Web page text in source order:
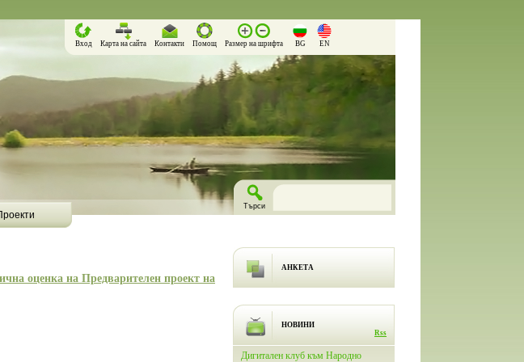
Вход Карта на сайта Контакти Помощ Размер на шрифта BG EN
оценка на Предварителен проект на
АНКЕТА
НОВИНИ
Rss
На 26.03.2026 г. в Народно